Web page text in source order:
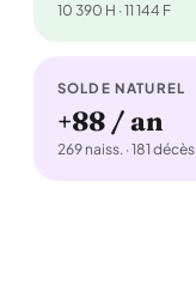
10 390 H · 11 144 F
SOLDE NATUREL
+88 / an
269 naiss. · 181 décès